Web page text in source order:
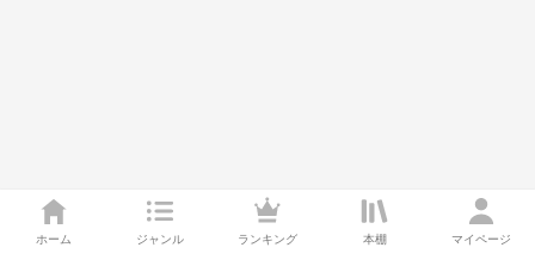
ホーム ジャンル ランキング 本棚 マイページ